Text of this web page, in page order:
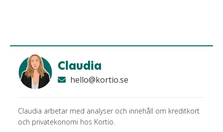
Claudia
hello@kortio.se
Claudia arbetar med analyser och innehåll om kreditkort
och privatekonomi hos Kortio.